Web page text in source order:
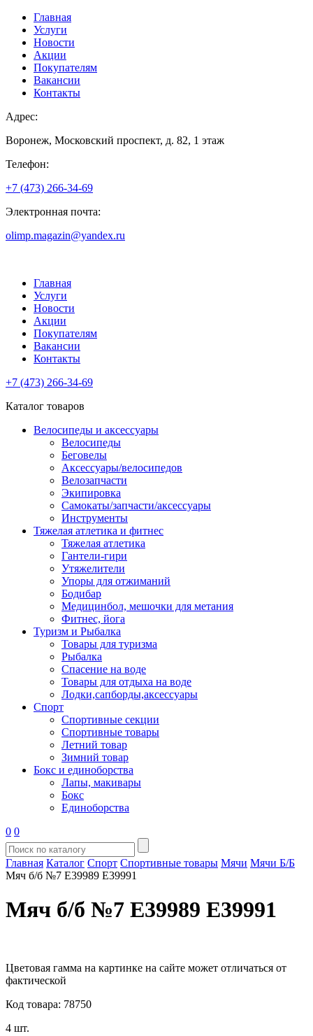
Главная
Услуги
Новости
Акции
Покупателям
Вакансии
Контакты
Адрес:
Воронеж, Московский проспект, д. 82, 1 этаж
Телефон:
+7 (473) 266-34-69
Электронная почта:
olimp.magazin@yandex.ru
Главная
Услуги
Новости
Акции
Покупателям
Вакансии
Контакты
+7 (473) 266-34-69
Каталог товаров
Велосипеды и аксессуары
Велосипеды
Беговелы
Аксессуары/велосипедов
Велозапчасти
Экипировка
Самокаты/запчасти/аксессуары
Инструменты
Тяжелая атлетика и фитнес
Тяжелая атлетика
Гантели-гири
Утяжелители
Упоры для отжиманий
Бодибар
Медицинбол, мешочки для метания
Фитнес, йога
Туризм и Рыбалка
Товары для туризма
Рыбалка
Спасение на воде
Товары для отдыха на воде
Лодки,сапборды,аксессуары
Спорт
Спортивные секции
Спортивные товары
Летний товар
Зимний товар
Бокс и единоборства
Лапы, макивары
Бокс
Единоборства
0 0
Главная Каталог Спорт Спортивные товары Мячи Мячи Б/Б
Мяч б/б №7 E39989 E39991
Мяч б/б №7 E39989 E39991
Цветовая гамма на картинке на сайте может отличаться от
фактической
Код товара: 78750
4 шт.